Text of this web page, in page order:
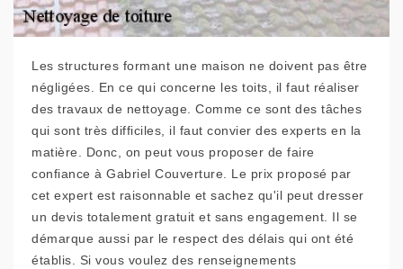
Les structures formant une maison ne doivent pas être
négligées. En ce qui concerne les toits, il faut réaliser
des travaux de nettoyage. Comme ce sont des tâches
qui sont très difficiles, il faut convier des experts en la
matière. Donc, on peut vous proposer de faire
confiance à Gabriel Couverture. Le prix proposé par
cet expert est raisonnable et sachez qu'il peut dresser
un devis totalement gratuit et sans engagement. Il se
démarque aussi par le respect des délais qui ont été
établis. Si vous voulez des renseignements